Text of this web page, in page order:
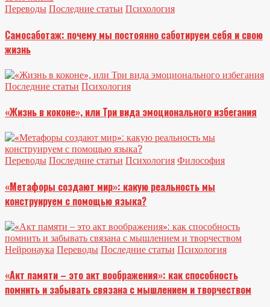
Переводы Последние статьи Психология
Самосаботаж: почему мы постоянно саботируем себя и свою
жизнь
Последние статьи Психология
«Жизнь в коконе», или Три вида эмоционального избегания
Переводы Последние статьи Психология Философия
«Метафоры создают мир»: какую реальность мы
конструируем с помощью языка?
Нейронаука Переводы Последние статьи Психология
«Акт памяти – это акт воображения»: как способность
помнить и забывать связана с мышлением и творчеством